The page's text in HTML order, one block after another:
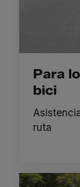
Para
bici
ruta